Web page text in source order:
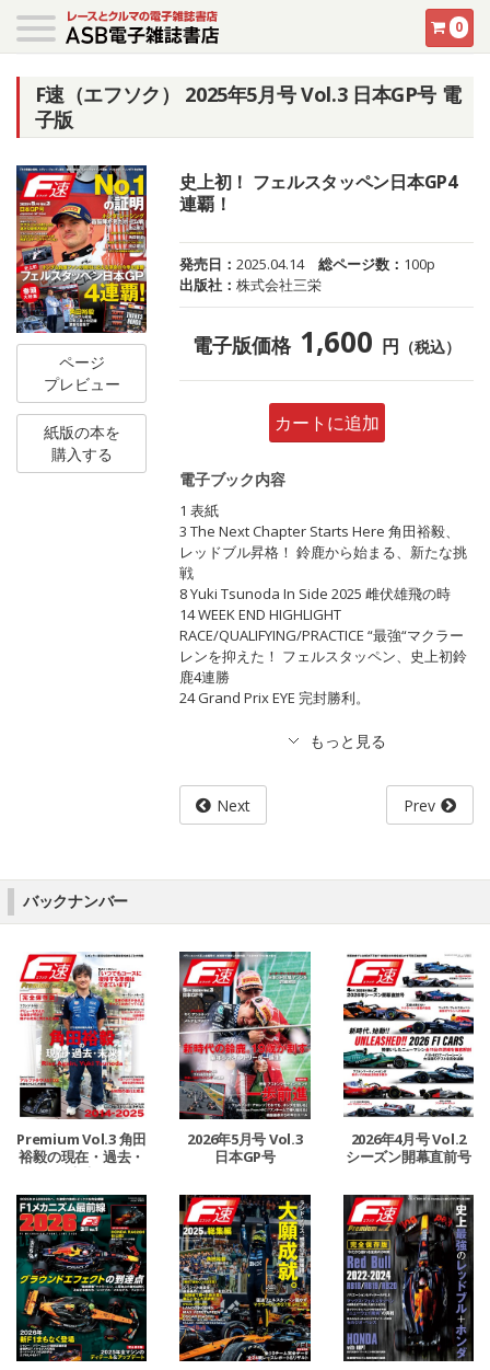
0
F速（エフソク） 2025年5月号 Vol.3 日本GP号 電
子版
ページ
プレビュー
紙版の本を
購入する
史上初！ フェルスタッペン日本GP4
連覇！
発売日：2025.04.14 総ページ数： 100p
出版社：株式会社三栄
電子版価格 1,600 円 （税込）
カートに追加
電子ブック内容
1 表紙
3 The Next Chapter Starts Here 角田裕毅、
レッドブル昇格！ 鈴鹿から始まる、新たな挑
戦
8 Yuki Tsunoda In Side 2025 雌伏雄飛の時
14 WEEK END HIGHLIGHT
RACE/QUALIFYING/PRACTICE “最強“マクラー
レンを抑えた！ フェルスタッペン、史上初鈴
鹿4連勝
24 Grand Prix EYE 完封勝利。
Next Prev
バックナンバー
Premium Vol.3 角田
裕毅の現在・過去・
未来
2026年5月号 Vol.3
日本GP号
2026年4月号 Vol.2
シーズン開幕直前号